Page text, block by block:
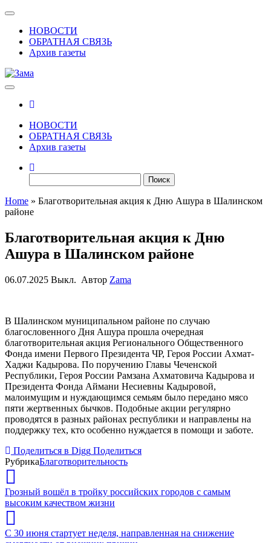
Skip
content
Показать/
Скрыть
навигацию
НОВОСТИ
ОБРАТНАЯ СВЯЗЬ
Архив газеты
НОВОСТИ
ОБРАТНАЯ СВЯЗЬ
Архив газеты
Home » Благотворительная акция к Дню Ашура в Шалинском
районе
Благотворительная акция к Дню
Ашура в Шалинском районе
06.07.2025 Выкл. Автор Zama
В Шалинском муниципальном районе по случаю
благословенного Дня Ашура прошла очередная
благотворительная акция Регионального Общественного
Фонда имени Первого Президента ЧР, Героя России Ахмат-
Хаджи Кадырова. По поручению Главы Чеченской
Республики, Героя России Рамзана Ахматовича Кадырова и
Президента Фонда Аймани Несиевны Кадыровой,
малоимущим и нуждающимся семьям было передано мясо
пяти жертвенных бычков. Подобные акции регулярно
проводятся в разных районах республики и направлены на
поддержку тех, кто особенно нуждается в помощи и заботе.
Поделиться в Digg Поделиться
РубрикаБлаготворительность
Грозный вошёл в тройку российских городов с самым
высоким качеством жизни
C 30 июня стартует неделя, направленная на снижение